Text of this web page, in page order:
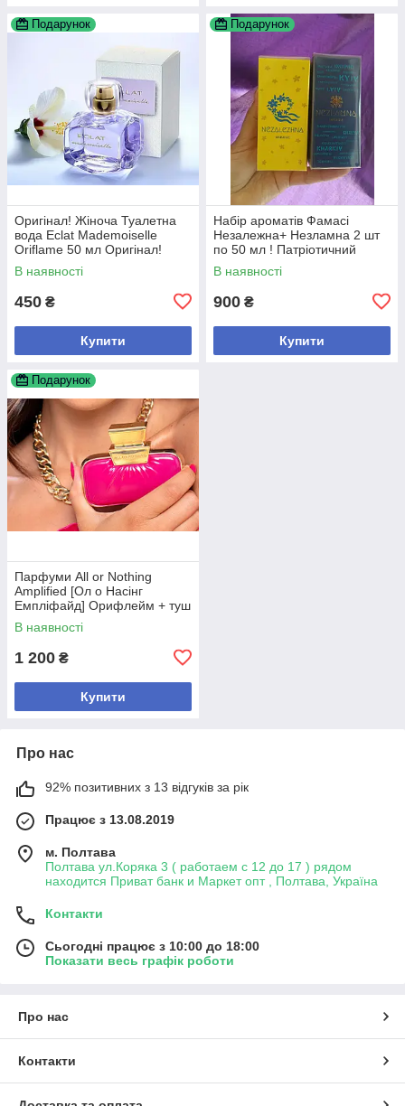
Подарунок
Оригінал! Жіноча Туалетна
вода Eclat Mademoiselle
Oriflame 50 мл Оригінал!
В наявності
450 ₴
Купити
Подарунок
Набір ароматів Фамасі
Незалежна+ Незламна 2 шт
по 50 мл ! Патріотичний
дизайн! Новинка!+ туш у
подарунок
В наявності
900 ₴
Купити
Подарунок
Парфуми All or Nothing
Amplified [Ол о Насінг
Емпліфайд] Орифлейм + туш
в подарок
В наявності
1 200 ₴
Купити
Про нас
92% позитивних з 13 відгуків за рік
Працює з 13.08.2019
м. Полтава
Полтава ул.Коряка 3 ( работаем с 12 до 17 ) рядом
находится Приват банк и Маркет опт , Полтава, Україна
Контакти
Сьогодні працює з 10:00 до 18:00
Показати весь графік роботи
Про нас
Контакти